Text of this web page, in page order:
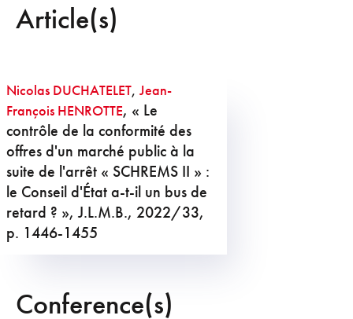
Article(s)
Nicolas DUCHATELET, Jean-
François HENROTTE, « Le
contrôle de la conformité des
offres d'un marché public à la
suite de l'arrêt « SCHREMS II » :
le Conseil d'État a-t-il un bus de
retard ? », J.L.M.B., 2022/33,
p. 1446-1455
Conference(s)